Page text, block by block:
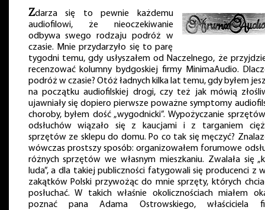
Zdarza się to pewnie każdemu
audiofilowi, że nieoczekiwanie
odbywa swego rodzaju podróż w
czasie. Mnie przydarzyło się to parę
tygodni temu, gdy usłyszałem od Naczelnego, że
recenzować kolumny bydgoskiej firmy MinimaAudio.
podróż w czasie? Otóż ładnych kilka lat temu, gdy byłem
na początku audiofilskiej drogi, czy też jak mówią
ujawniały się dopiero pierwsze poważne symptomy
choroby, byłem dość „wygodnicki”. Wypożyczanie
odsłuchów wiązało się z kaucjami i z targaniem
sprzętów ze sklepu do domu. Po co tak się męczyć?
wówczas prostszy sposób: organizowałem forumowe
różnych sprzętów we własnym mieszkaniu. Zwalała się
luda”, a dla takiej publiczności fatygowali się producenci z
zakątków Polski przywożąc do mnie sprzęty, których
posłuchać. W takich właśnie okolicznościach miałem
poznać pana Adama Ostrowskiego, właściciela